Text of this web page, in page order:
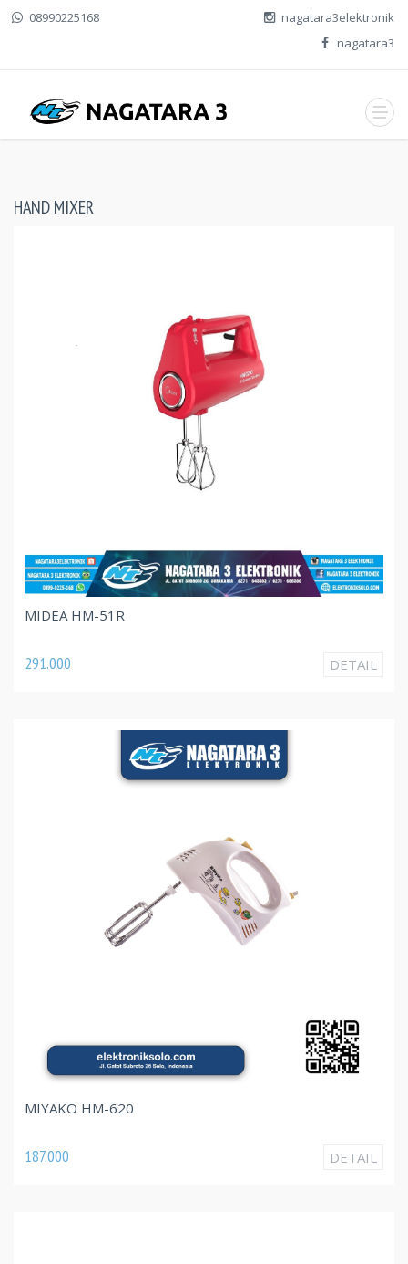
08990225168
nagatara3elektronik
nagatara3
HAND MIXER
MIDEA HM-51R
291.000 DETAIL
MIYAKO HM-620
187.000 DETAIL